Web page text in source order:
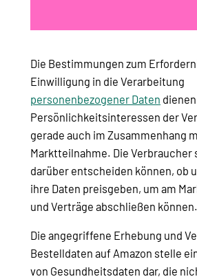
Die Bestimmungen zum
Einwilligung in die Verarbeitung
personenbezogener Daten
Persönlichkeitsinteressen der
gerade auch im Zusammenhang
Marktteilnahme. Die Verbraucher
darüber entscheiden können, ob
ihre Daten preisgeben, um am
und Verträge abschließen können.
Die angegriffene Erhebung und
Bestelldaten auf Amazon stelle
von Gesundheitsdaten dar, die